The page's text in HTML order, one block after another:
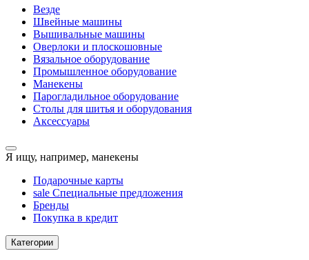
Везде
Швейные машины
Вышивальные машины
Оверлоки и плоскошовные
Вязальное оборудование
Промышленное оборудование
Манекены
Парогладильное оборудование
Столы для шитья и оборудования
Аксессуары
Я ищу, например, манекены
Подарочные карты
sale Специальные предложения
Бренды
Покупка в кредит
Категории